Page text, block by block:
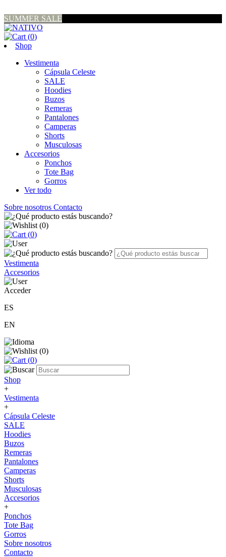
SUMMER SALE
(0)
Shop
Vestimenta
Cápsula Celeste
SALE
Hoodies
Buzos
Remeras
Pantalones
Camperas
Shorts
Musculosas
Accesorios
Ponchos
Tote Bag
Gorros
Ver todo
Sobre nosotros Contacto
(0)
(0)
Vestimenta
Accesorios
Acceder
ES
EN
(0)
(0)
Shop
+
Vestimenta
+
Cápsula Celeste
SALE
Hoodies
Buzos
Remeras
Pantalones
Camperas
Shorts
Musculosas
Accesorios
+
Ponchos
Tote Bag
Gorros
Sobre nosotros
Contacto